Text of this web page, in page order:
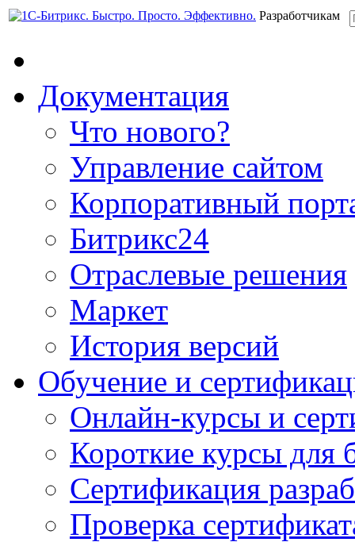
Разработчикам
Документация
Что нового?
Управление сайтом
Корпоративный
Битрикс24
Отраслевые решения
Маркет
История версий
Обучение и
Онлайн-курсы и
Короткие курсы для
Сертификация
Проверка